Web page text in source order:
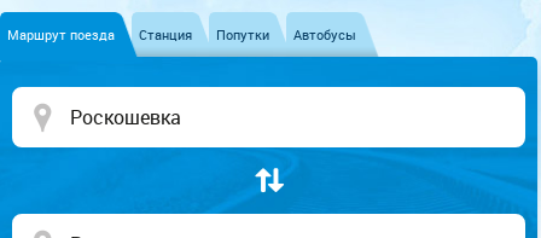
Маршрут поезда Станция Попутки Автобусы